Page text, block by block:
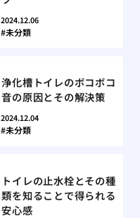
2024.12.06
未分類
浄化槽トイレのボコボコ
音の原因とその解決策
2024.12.04
未分類
トイレの止水栓とその種
類を知ることで得られる
安心感